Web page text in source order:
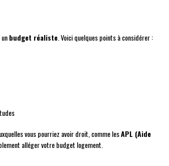
budget réaliste . Voici quelques points à considérer :
vous pourriez avoir droit, comme lesAPL (Aide
alléger votre budget logement.